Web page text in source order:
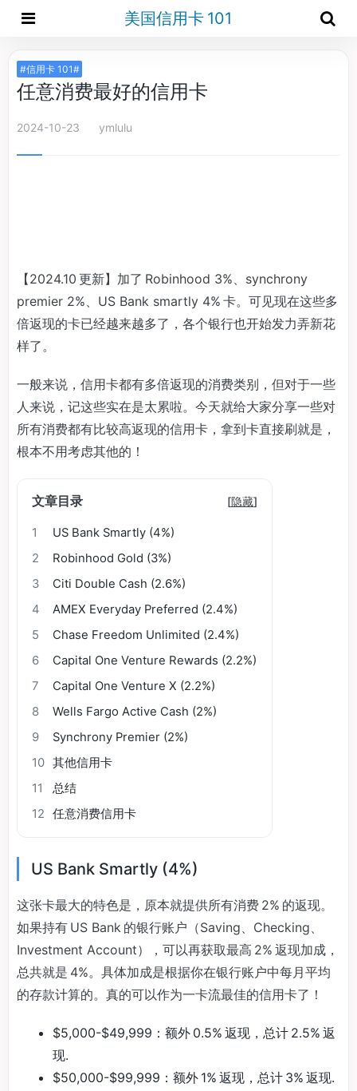
美国信用卡 101
#信用卡 101#
任意消费最好的信用卡
2024-10-23 ymlulu
【2024.10 更新】加了 Robinhood 3%、synchrony
premier 2%、US Bank smartly 4% 卡。可见现在这些多
倍返现的卡已经越来越多了，各个银行也开始发力弄新花
样了。
一般来说，信用卡都有多倍返现的消费类别，但对于一些
人来说，记这些实在是太累啦。今天就给大家分享一些对
所有消费都有比较高返现的信用卡，拿到卡直接刷就是，
根本不用考虑其他的！
文章目录 [隐藏]
1
US Bank Smartly (4%)
2
Robinhood Gold (3%)
3
Citi Double Cash (2.6%)
4
AMEX Everyday Preferred (2.4%)
5
Chase Freedom Unlimited (2.4%)
6
Capital One Venture Rewards (2.2%)
7
Capital One Venture X (2.2%)
8
Wells Fargo Active Cash (2%)
9
Synchrony Premier (2%)
10 其他信用卡
11
总结
12
任意消费信用卡
US Bank Smartly (4%)
这张卡最大的特色是，原本就提供所有消费 2% 的返现。
如果持有 US Bank 的银行账户（Saving、Checking、
Investment Account），可以再获取最高 2% 返现加成，
总共就是 4%。具体加成是根据你在银行账户中每月平均
的存款计算的。真的可以作为一卡流最佳的信用卡了！
$5,000-$49,999：额外 0.5% 返现，总计 2.5% 返
现.
$50,000-$99,999：额外 1% 返现，总计 3% 返现.